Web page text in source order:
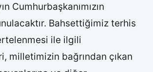
Cumhurbaşkanımızın
Bahsettiğimiz terhis
ile ilgili
milletimizin bağrından çıkan